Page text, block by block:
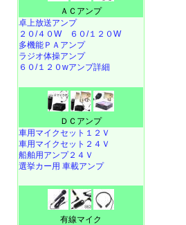
ＡＣアンプ
卓上放送アンプ
２０/４０W
６０/１２０W
多機能ＰＡアンプ
ラジオ体操アンプ
６０/１２０wアンプ詳細
ＤＣアンプ
車用マイクセット１２Ｖ
車用マイクセット２４Ｖ
船舶用アンプ２４Ｖ
選挙カー用 車載アンプ
有線マイク